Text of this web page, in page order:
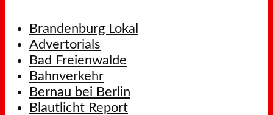
Brandenburg Lokal
Advertorials
Bad Freienwalde
Bahnverkehr
Bernau bei Berlin
Blautlicht Report